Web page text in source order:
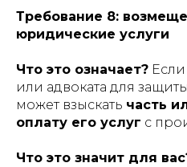
Требование 8:
юридические услуги
Что это означает?
или адвоката для
может взыскать часть
оплату его услуг с
Что это значит для